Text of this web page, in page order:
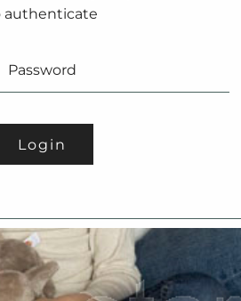
authenticate